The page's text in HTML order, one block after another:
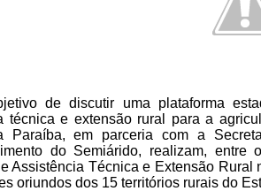
de discutir uma plataforma
técnica e extensão rural para a
Paraíba, em parceria com a
do Semiárido, realizam,
Assistência Técnica e Extensão
oriundos dos 15 territórios rurais do